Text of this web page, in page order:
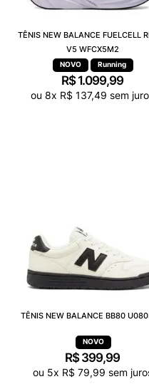
TÊNIS NEW BALANCE FUELCELL
V5 WFCX5M2
Running
R$1.099,99
ou8x R$ 137,49 sem
TÊNIS NEW BALANCE BB80
R$399,99
ou 5x R$ 79,99 sem